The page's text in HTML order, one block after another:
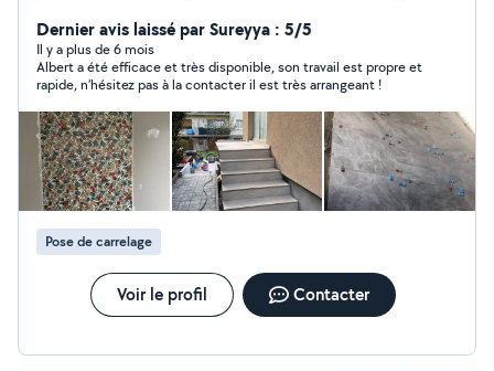
Peinture Parquet Instagram: Alberti.renovation
Dernier avis laissé par Sureyya : 5/5
Il y a plus de 6 mois
Albert a été efficace et très disponible, son travail est propre et
rapide, n’hésitez pas à la contacter il est très arrangeant !
Pose de carrelage
Voir le profil Contacter